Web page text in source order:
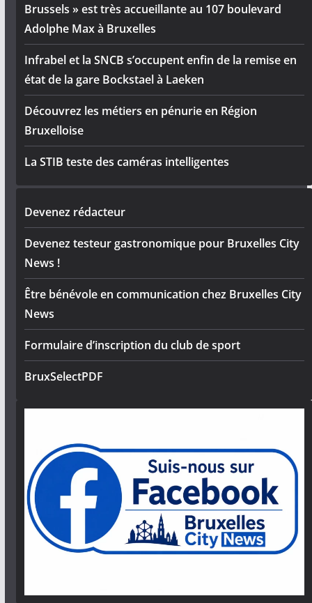
Brussels » est très accueillante au 107 boulevard
Adolphe Max à Bruxelles
Infrabel et la SNCB s’occupent enfin de la remise en
état de la gare Bockstael à Laeken
Découvrez les métiers en pénurie en Région
Bruxelloise
La STIB teste des caméras intelligentes
Devenez rédacteur
Devenez testeur gastronomique pour Bruxelles City
News !
Être bénévole en communication chez Bruxelles City
News
Formulaire d’inscription du club de sport
BruxSelectPDF